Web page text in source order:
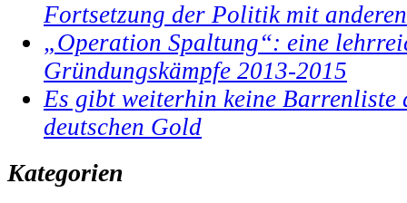
Fortsetzung der Politik mit
„Operation Spaltung“: eine
Gründungskämpfe 2013-2015
Es gibt weiterhin keine Barrenliste
deutschen Gold
Kategorien